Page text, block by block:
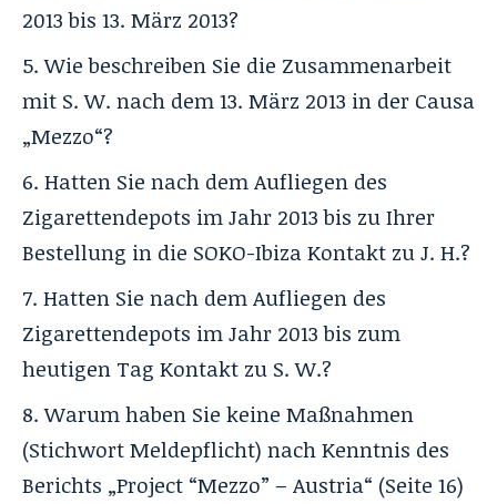
2013 bis 13. März 2013?
Wie beschreiben Sie die Zusammenarbeit
mit S. W. nach dem 13. März 2013 in der Causa
„Mezzo“?
Hatten Sie nach dem Aufliegen des
Zigarettendepots im Jahr 2013 bis zu Ihrer
Bestellung in die SOKO-Ibiza Kontakt zu J. H.?
Hatten Sie nach dem Aufliegen des
Zigarettendepots im Jahr 2013 bis zum
heutigen Tag Kontakt zu S. W.?
Warum haben Sie keine Maßnahmen
(Stichwort Meldepflicht) nach Kenntnis des
Berichts „Project “Mezzo” – Austria“ (Seite 16)